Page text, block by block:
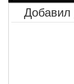
Добавил